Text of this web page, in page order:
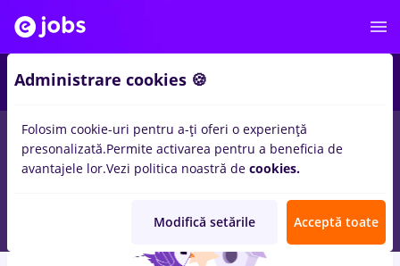
locuri de muncazootehnist, Full timeinTimisoara
Fara experientainConstructii / Instalatii, Medicina / Sanatate
Administrare cookies 🍪
Folosim cookie-uri pentru a-ți oferi o experiență
presonalizată.Permite activarea pentru a beneficia de
avantajele lor.Vezi politica noastră de cookies.
Modifică setările Acceptă toate